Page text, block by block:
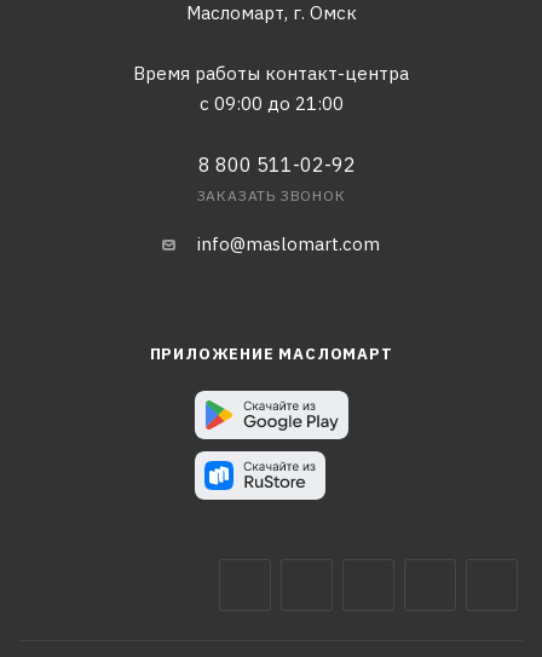
Масломарт, г. Омск
Время работы контакт-центра
с 09:00 до 21:00
8 800 511-02-92
ЗАКАЗАТЬ ЗВОНОК
info@maslomart.com
ПРИЛОЖЕНИЕ МАСЛОМАРТ